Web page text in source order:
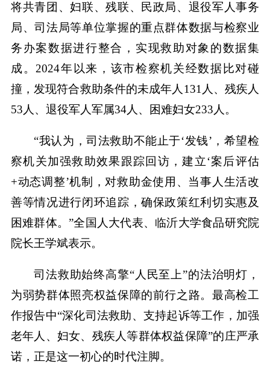
将共青团、妇联、残联、民政局、退役军人事务
局、司法局等单位掌握的重点群体数据与检察业
务办案数据进行整合，实现救助对象的数据集
成。2024年以来，该市检察机关经数据比对碰
撞，发现符合救助条件的未成年人131人、残疾人
53人、退役军人军属34人、困难妇女233人。
“我认为，司法救助不能止于‘发钱’，希望检
察机关加强救助效果跟踪回访，建立‘案后评估
+动态调整’机制，对救助金使用、当事人生活改
善等情况进行闭环追踪，确保政策红利切实惠及
困难群体。”全国人大代表、临沂大学食品研究院
院长王学斌表示。
司法救助始终高擎“人民至上”的法治明灯，
为弱势群体照亮权益保障的前行之路。最高检工
作报告中“深化司法救助、支持起诉等工作，加强
老年人、妇女、残疾人等群体权益保障”的庄严承
诺，正是这一初心的时代注脚。